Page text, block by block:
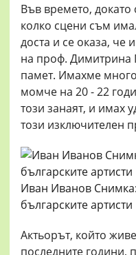
Във времето,
колко сцени съм
доста и се оказа, че
на проф. Димитрина
памет. Имахме
момче на 20 - 22
този занаят, и имах
този изключителен
Иван Иванов
българските артисти
Актьорът, който
последните години,